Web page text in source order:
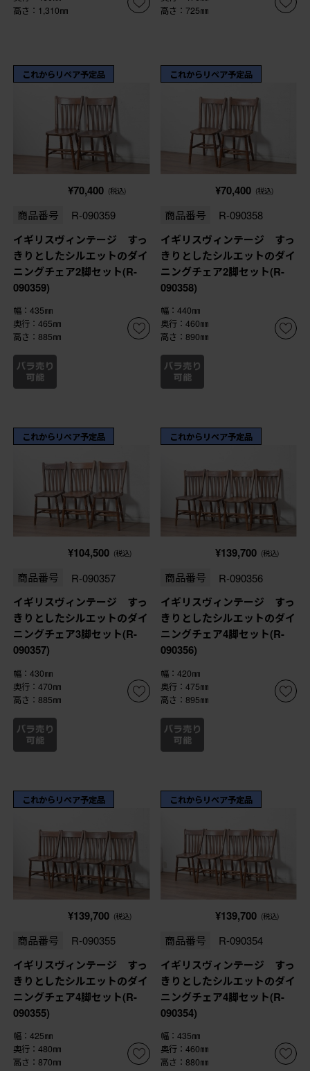
高さ：1,310㎜
高さ：725㎜
これからリペア予定品
¥70,400 (税込)
商品番号 R-090359
イギリスヴィンテージ すっ
きりとしたシルエットのダイ
ニングチェア2脚セット(R-
090359)
幅：435㎜
奥行：465㎜
高さ：885㎜
これからリペア予定品
¥70,400 (税込)
商品番号 R-090358
イギリスヴィンテージ すっ
きりとしたシルエットのダイ
ニングチェア2脚セット(R-
090358)
幅：440㎜
奥行：460㎜
高さ：890㎜
これからリペア予定品
¥104,500 (税込)
商品番号 R-090357
イギリスヴィンテージ すっ
きりとしたシルエットのダイ
ニングチェア3脚セット(R-
090357)
幅：430㎜
奥行：470㎜
高さ：885㎜
これからリペア予定品
¥139,700 (税込)
商品番号 R-090356
イギリスヴィンテージ すっ
きりとしたシルエットのダイ
ニングチェア4脚セット(R-
090356)
幅：420㎜
奥行：475㎜
高さ：895㎜
これからリペア予定品
¥139,700 (税込)
商品番号 R-090355
イギリスヴィンテージ すっ
きりとしたシルエットのダイ
ニングチェア4脚セット(R-
090355)
幅：425㎜
奥行：480㎜
高さ：870㎜
これからリペア予定品
¥139,700 (税込)
商品番号 R-090354
イギリスヴィンテージ すっ
きりとしたシルエットのダイ
ニングチェア4脚セット(R-
090354)
幅：435㎜
奥行：460㎜
高さ：880㎜